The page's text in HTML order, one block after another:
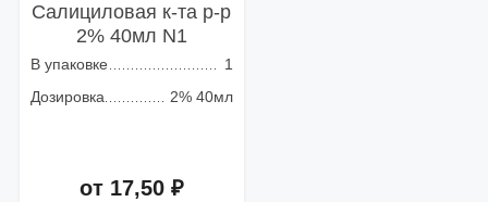
Салициловая к-та р-р
2% 40мл N1
В упаковке
1
Дозировка
2% 40мл
от 17,50 ₽